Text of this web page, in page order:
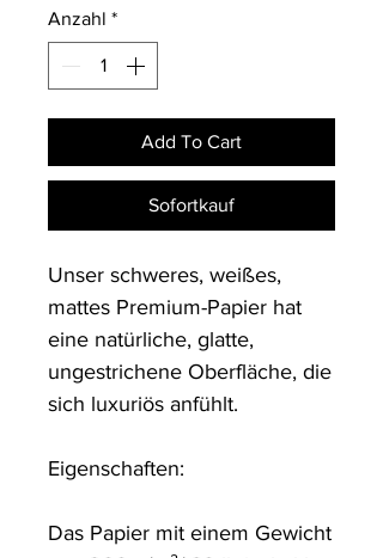
Anzahl *
Add To Cart
Sofortkauf
Unser schweres, weißes,
mattes Premium-Papier hat
eine natürliche, glatte,
ungestrichene Oberfläche, die
sich luxuriös anfühlt.
Eigenschaften:
Das Papier mit einem Gewicht